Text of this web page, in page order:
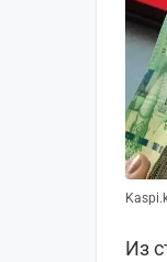
Из